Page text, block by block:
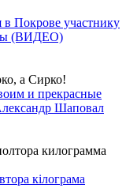
в Покрове участнику
(ВИДЕО)
а Сирко!
и прекрасные
Шаповал
килограмма
кілограма